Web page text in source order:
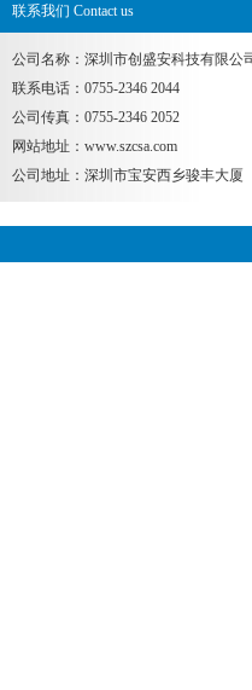
联系我们 Contact us
公司名称：深圳市创盛安科技有限公
联系电话：0755-2346 2044
公司传真：0755-2346 2052
网站地址： www.szcsa.com
公司地址：深圳市宝安西乡骏丰大厦